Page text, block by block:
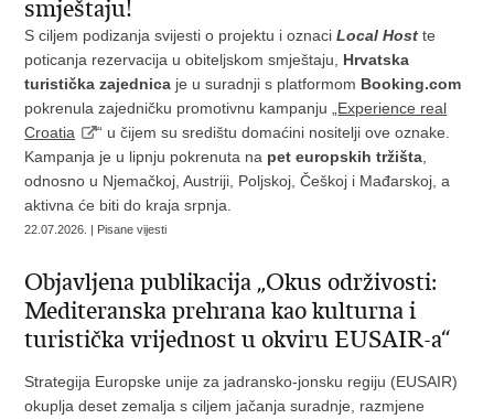
smještaju!
S ciljem podizanja svijesti o projektu i oznaciLocal Host te
poticanja rezervacija u obiteljskom smještaju, Hrvatska
turistička zajednica je u suradnji s platformom Booking.com
pokrenula zajedničku promotivnu kampanju „ Experience real
Croatia
“ u čijem su središtu domaćini nositelji ove oznake.
Kampanja je u lipnju pokrenuta na pet europskih tržišta
odnosno u Njemačkoj, Austriji, Poljskoj, Češkoj i Mađarskoj, a
aktivna će biti do kraja srpnja.
22.07.2026. | Pisane vijesti
Objavljena publikacija „Okus održivosti:
Mediteranska prehrana kao kulturna i
turistička vrijednost u okviru EUSAIR-a“
Strategija Europske unije za jadransko-jonsku regiju (EUSAIR)
okuplja deset zemalja s ciljem jačanja suradnje, razmjene